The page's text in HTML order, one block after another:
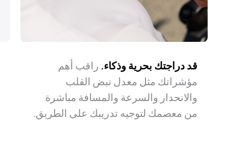
قد دراجتك بحرية وذكاء. راقب أهم
مؤشراتك مثل معدل نبض القلب
والانحدار والسرعة والمسافة مباشرة
من معصمك لتوجيه تدريبك على الطريق.
قد يكون الطريق طويلًا ولكنه آمن.
ترافقك الساعة دائمًا في حالات الطوارئ.
استرخِ واستمتع بالرحلة.
استكشف طريقك.سواء في رحلتك
اليومية أو استكشاف الأماكن الجديدة في
مدينتك، تتيح لك الساعة التنقل بسهولة
ويسر.